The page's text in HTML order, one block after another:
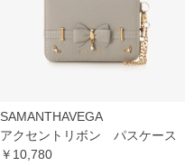
SAMANTHAVEGA
アクセントリボン パスケース
￥10,780